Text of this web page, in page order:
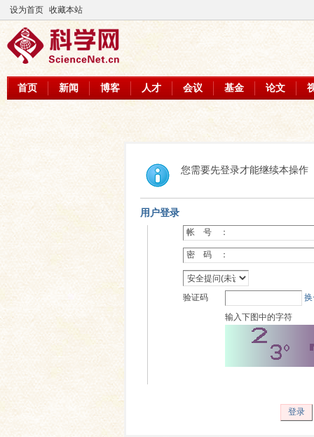
设为首页 收藏本站
首页 新闻 博客 人才 会议 基金 论文
您需要先登录才能继续本操作
用户登录
帐 号 ：
密 码 ：
验证码
输入下图中的字符
登录